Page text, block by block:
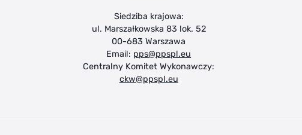
Siedziba krajowa:
ul. Marszałkowska 83 lok. 52
00-683 Warszawa
Email: pps@ppspl.eu
Centralny Komitet Wykonawczy:
ckw@ppspl.eu